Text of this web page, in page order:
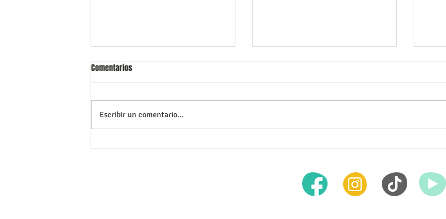
La importancia del diagnóstico
Importancia del Trabajo
Tratamiento de Trastornos:
Psiquiatría y Psicología
Comentarios
Escribir un comentario...